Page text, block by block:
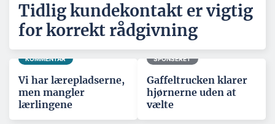
Tidlig kundekontakt er vigtig
for korrekt rådgivning
KOMMENTAR
Vi har lærepladserne,
men mangler
lærlingene
SPONSERET
Gaffeltrucken klarer
hjørnerne uden at
vælte